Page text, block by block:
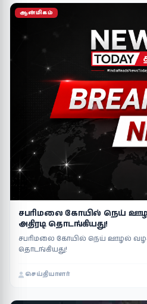
ஆன்மிகம்
சபரிமலை கோயில் நெய்
அதிரடி தொடங்கியது!
சபரிமலை கோயில் நெய் ஊழல்
தொடங்கியது!
செய்தியாளர்